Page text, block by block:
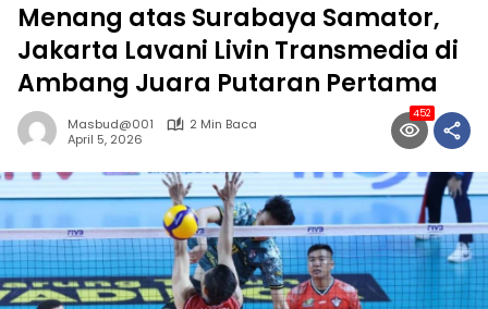
Menang atas Surabaya Samator,
Jakarta Lavani Livin Transmedia di
Ambang Juara Putaran Pertama
Masbud@001
2 Min Baca
April 5, 2026
452